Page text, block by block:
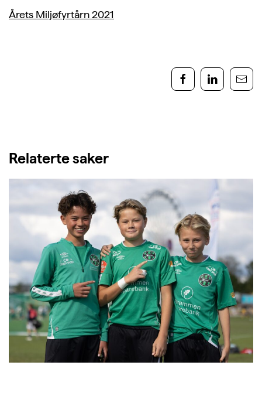
Årets Miljøfyrtårn 2021
Relaterte saker